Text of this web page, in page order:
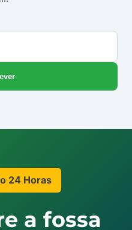
24 Horas
a fossa